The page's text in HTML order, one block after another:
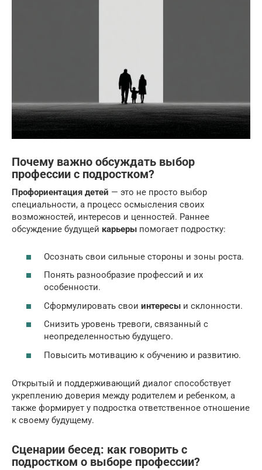
Почему важно обсуждать выбор
профессии с подростком?
Профориентация детей — это не просто выбор
специальности, а процесс осмысления своих
возможностей, интересов и ценностей. Раннее
обсуждение будущей карьеры помогает подростку:
Осознать свои сильные стороны и зоны роста.
Понять разнообразие профессий и их
особенности.
Сформулировать свои интересы и склонности.
Снизить уровень тревоги, связанный с
неопределенностью будущего.
Повысить мотивацию к обучению и развитию.
Открытый и поддерживающий диалог способствует
укреплению доверия между родителем и ребенком, а
также формирует у подростка ответственное отношение
к своему будущему.
Сценарии бесед: как говорить с
подростком о выборе профессии?